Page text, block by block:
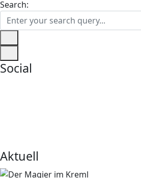
Search:
Social
Aktuell